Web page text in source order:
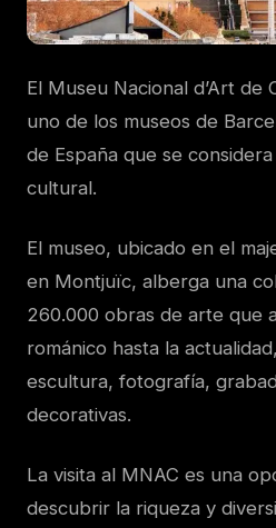
El Museu Nacional d’Art de
uno de los museos de
de España que se
cultural.
El museo, ubicado en el
en Montjuïc, alberga una
260.000 obras de arte que
románico hasta la
escultura, fotografía,
decorativas.
La visita al MNAC es una
descubrir la riqueza y